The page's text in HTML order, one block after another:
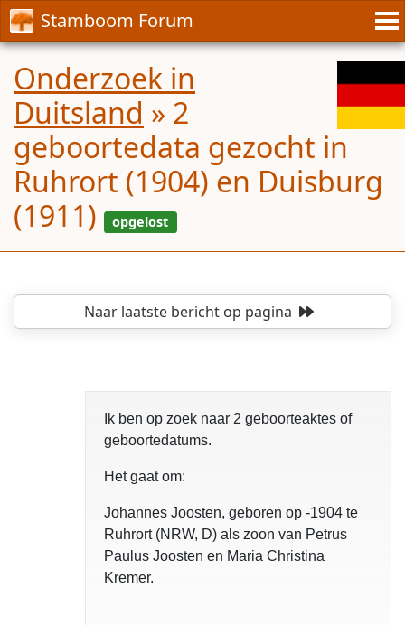
Stamboom Forum
Onderzoek in
Duitsland » 2
geboortedata gezocht in
Ruhrort (1904) en Duisburg
(1911)
Naar laatste berichtop pagina
Ik ben op zoek naar 2 geboorteaktes of
geboortedatums.
Het gaat om:
Johannes Joosten, geboren op -1904 te
Ruhrort (NRW, D) als zoon van Petrus
Paulus Joosten en Maria Christina
Kremer.